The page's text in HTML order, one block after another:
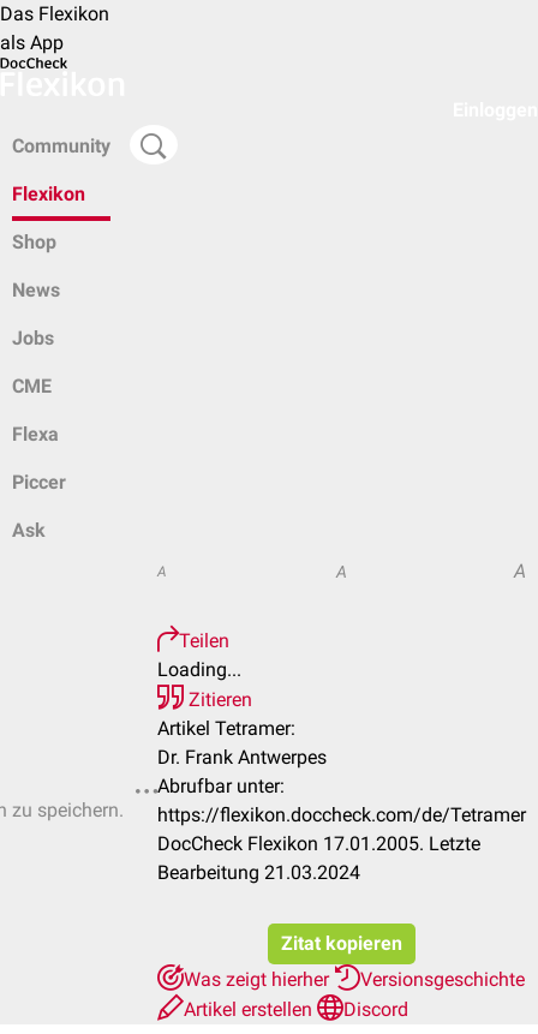
Das Flexikon
als App
Community
Flexikon
Shop
News
Jobs
CME
Flexa
Piccer
Ask
zu speichern.
A A A
Teilen
Loading...
Zitieren
Artikel Tetramer:
Dr. Frank Antwerpes
Abrufbar unter:
https://flexikon.doccheck.com/de/Tetramer
DocCheck Flexikon 17.01.2005. Letzte
Bearbeitung 21.03.2024
Zitat kopieren
Was zeigt hierher
Versionsgeschichte
Artikel erstellen
Discord